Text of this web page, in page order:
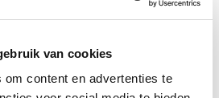
van cookies
om content en advertenties te
rating Hond & Kat 50 ml
1 beschikbaar